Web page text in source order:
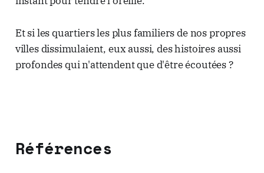
Et si les quartiers les plus familiers de nos propres
villes dissimulaient, eux aussi, des histoires aussi
profondes qui n'attendent que d'être écoutées ?
Références